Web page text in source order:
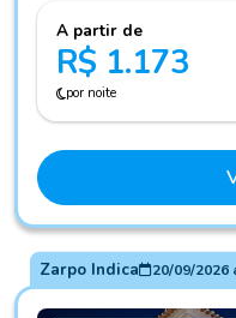
A partir de
R$ 1.173
por noite
Zarpo Indica 20/09/2026